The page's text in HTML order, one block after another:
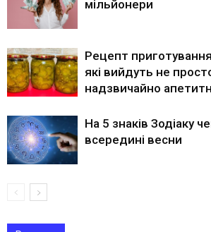
мільйонери
Рецепт приготування
які вийдуть не
надзвичайно
На 5 знаків Зодіаку
всередині весни